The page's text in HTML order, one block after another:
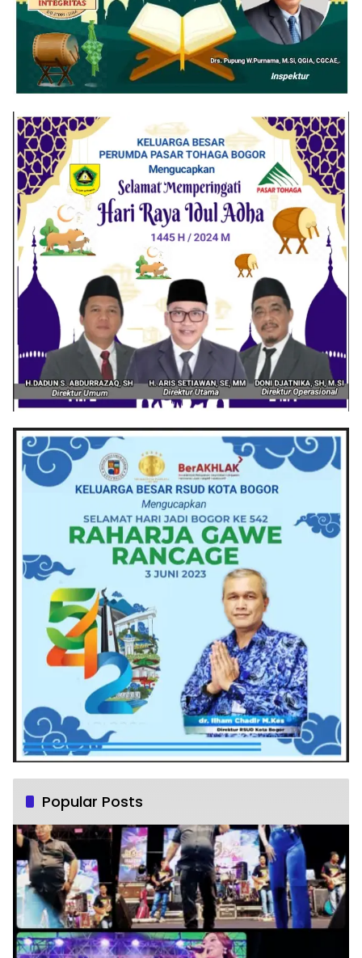
Popular Posts